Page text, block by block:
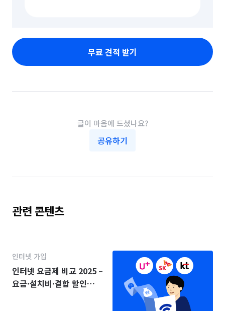
무료 견적 받기
글이 마음에 드셨나요?
공유하기
관련 콘텐츠
인터넷 가입
인터넷 요금제 비교 2025 –
요금·설치비·결합 할인